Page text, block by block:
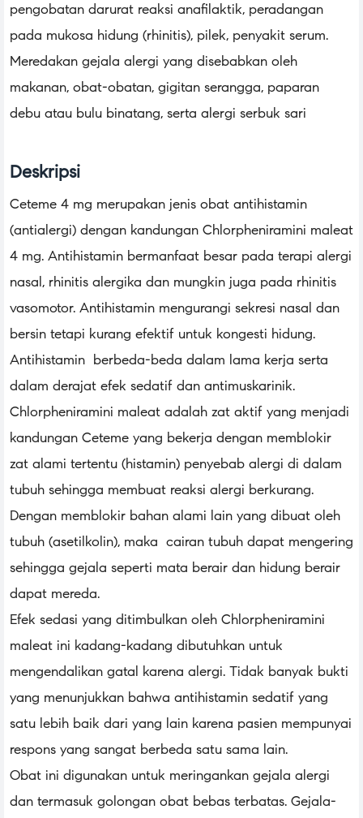
pengobatan darurat reaksi anafilaktik, peradangan
pada mukosa hidung (rhinitis), pilek, penyakit serum.
Meredakan gejala alergi yang disebabkan oleh
makanan, obat-obatan, gigitan serangga, paparan
debu atau bulu binatang, serta alergi serbuk sari
Deskripsi
Ceteme 4 mg merupakan jenis obat antihistamin
(antialergi) dengan kandungan Chlorpheniramini maleat
4 mg. Antihistamin bermanfaat besar pada terapi alergi
nasal, rhinitis alergika dan mungkin juga pada rhinitis
vasomotor. Antihistamin mengurangi sekresi nasal dan
bersin tetapi kurang efektif untuk kongesti hidung.
Antihistamin berbeda-beda dalam lama kerja serta
dalam derajat efek sedatif dan antimuskarinik.
Chlorpheniramini maleat adalah zat aktif yang menjadi
kandungan Ceteme yang bekerja dengan memblokir
zat alami tertentu (histamin) penyebab alergi di dalam
tubuh sehingga membuat reaksi alergi berkurang.
Dengan memblokir bahan alami lain yang dibuat oleh
tubuh (asetilkolin), maka cairan tubuh dapat mengering
sehingga gejala seperti mata berair dan hidung berair
dapat mereda.
Efek sedasi yang ditimbulkan oleh Chlorpheniramini
maleat ini kadang-kadang dibutuhkan untuk
mengendalikan gatal karena alergi. Tidak banyak bukti
yang menunjukkan bahwa antihistamin sedatif yang
satu lebih baik dari yang lain karena pasien mempunyai
respons yang sangat berbeda satu sama lain.
Obat ini digunakan untuk meringankan gejala alergi
dan termasuk golongan obat bebas terbatas. Gejala-